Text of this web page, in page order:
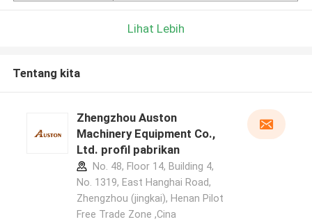
Lihat Lebih
Tentang kita
Zhengzhou Auston
Machinery Equipment Co.,
Ltd. profil pabrikan
No. 48, Floor 14, Building 4,
No. 1319, East Hanghai Road,
Zhengzhou (jingkai), Henan Pilot
Free Trade Zone ,Cina